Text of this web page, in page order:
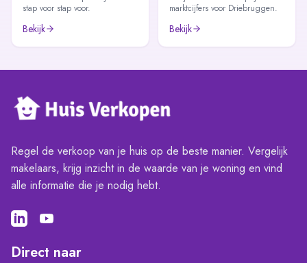
stap voor stap voor.
Bekijk
marktcijfers voor Driebruggen.
Bekijk
Regel de verkoop van je huis op de beste manier. Vergelijk
makelaars, krijg inzicht in de waarde van je woning en vind
alle informatie die je nodig hebt.
Direct naar